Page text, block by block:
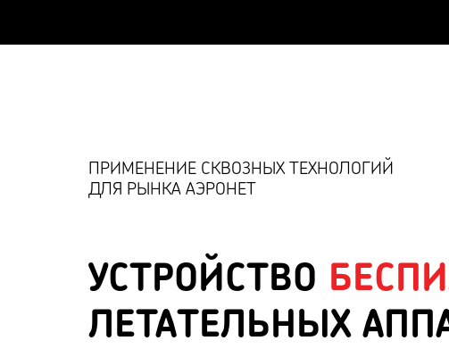
ПРИМЕНЕНИЕ СКВОЗНЫХ ТЕХНОЛОГИЙ
ДЛЯ РЫНКА АЭРОНЕТ
УСТРОЙСТВО
ЛЕТАТЕЛЬНЫХ